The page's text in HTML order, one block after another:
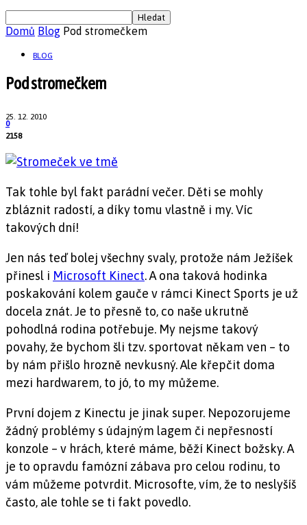
Domů Blog Pod stromečkem
BLOG
Pod stromečkem
25. 12. 2010
0
2158
Tak tohle byl fakt parádní večer. Děti se mohly
zbláznit radostí, a díky tomu vlastně i my. Víc
takových dní!
Jen nás teď bolej všechny svaly, protože nám Ježíšek
přinesl i Microsoft Kinect. A ona taková hodinka
poskakování kolem gauče v rámci Kinect Sports je už
docela znát. Je to přesně to, co naše ukrutně
pohodlná rodina potřebuje. My nejsme takový
povahy, že bychom šli tzv. sportovat někam ven – to
by nám přišlo hrozně nevkusný. Ale křepčit doma
mezi hardwarem, to jó, to my můžeme.
První dojem z Kinectu je jinak super. Nepozorujeme
žádný problémy s údajným lagem či nepřesností
konzole – v hrách, které máme, běží Kinect božsky. A
je to opravdu famózní zábava pro celou rodinu, to
vám můžeme potvrdit. Microsofte, vím, že to neslyšíš
často, ale tohle se ti fakt povedlo.